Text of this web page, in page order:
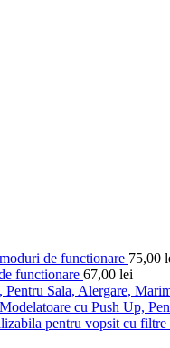
de functionare 75,00
functionare 67,00 lei
Pentru Sala, Alergare,
cu Push Up,
pentru vopsit cu filtre